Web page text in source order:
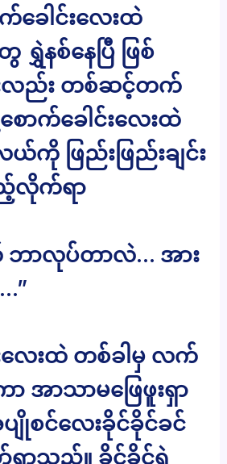
ခေါင်းလေးထဲ
နစ်နေပြီ ဖြစ်
းလည်း တစ်ဆင့်တက်
ောက်ခေါင်းလေးထဲ
ဖြည်းဖြည်းချင်း
လိုက်ရာ
ဘာလုပ်တာလဲ… အား
လေးထဲ တစ်ခါမှ လက်
အာသာမဖြေဖူးရှာ
ျိုစင်လေးခိုင်ခိုင်ခင်
ရှာသည်။ ခိုင်ခိုင်ရဲ့